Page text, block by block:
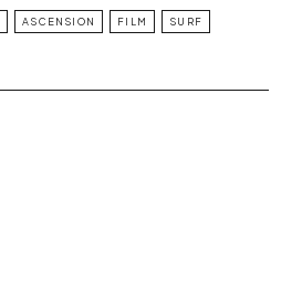
ASCENSION FILM SURF